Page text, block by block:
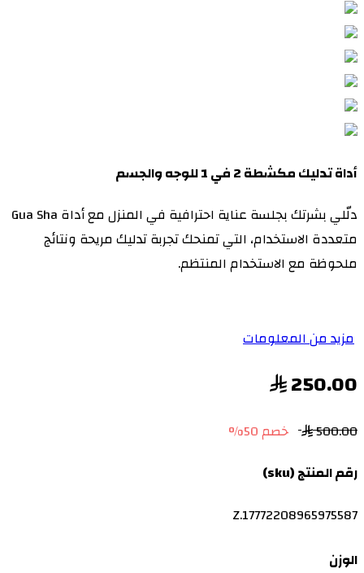
أداة تدليك مكشطة 2 في 1 للوجه والجسم
دلّلي بشرتك بجلسة عناية احترافية في المنزل مع أداة Gua Sha
متعددة الاستخدام، التي تمنحك تجربة تدليك مريحة ونتائج
ملحوظة مع الاستخدام المنتظم.
مزيد من المعلومات
250.00
500.00
رقم المنتج (sku)
Z.17772208965975587
الوزن